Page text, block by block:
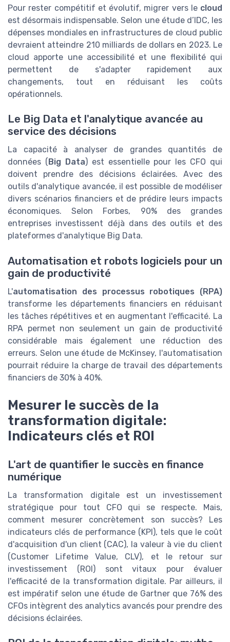
Pour rester compétitif et évolutif, migrer vers le cloud
est désormais indispensable. Selon une étude d’IDC, les
dépenses mondiales en infrastructures de cloud public
devraient atteindre 210 milliards de dollars en 2023. Le
cloud apporte une accessibilité et une flexibilité qui
permettent de s'adapter rapidement aux
changements, tout en réduisant les coûts
opérationnels.
Le Big Data et l'analytique avancée au
service des décisions
La capacité à analyser de grandes quantités de
données ( Big Data) est essentielle pour les CFO qui
doivent prendre des décisions éclairées. Avec des
outils d'analytique avancée, il est possible de modéliser
divers scénarios financiers et de prédire leurs impacts
économiques. Selon Forbes, 90% des grandes
entreprises investissent déjà dans des outils et des
plateformes d'analytique Big Data.
Automatisation et robots logiciels pour un
gain de productivité
L'automatisation des processus robotiques (RPA)
transforme les départements financiers en réduisant
les tâches répétitives et en augmentant l'efficacité. La
RPA permet non seulement un gain de productivité
considérable mais également une réduction des
erreurs. Selon une étude de McKinsey, l'automatisation
pourrait réduire la charge de travail des départements
financiers de 30% à 40%.
Mesurer le succès de la
transformation digitale:
Indicateurs clés et ROI
L'art de quantifier le succès en finance
numérique
La transformation digitale est un investissement
stratégique pour tout CFO qui se respecte. Mais,
comment mesurer concrètement son succès? Les
indicateurs clés de performance (KPI), tels que le coût
d'acquisition d'un client (CAC), la valeur à vie du client
(Customer Lifetime Value, CLV), et le retour sur
investissement (ROI) sont vitaux pour évaluer
l'efficacité de la transformation digitale. Par ailleurs, il
est impératif selon une étude de Gartner que 76% des
CFOs intègrent des analytics avancés pour prendre des
décisions éclairées.